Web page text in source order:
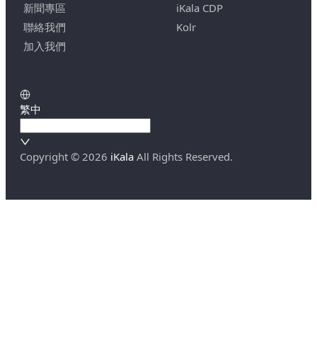
新聞專區
聯絡我們
加入我們
iKala CDP
Kolr
繁中
Copyright © 2026 iKala All Rights Reserved.